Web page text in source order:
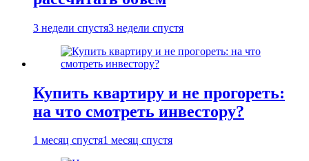
3 недели спустя3 недели спустя
Купить квартиру и не прогореть:
на что смотреть инвестору?
1 месяц спустя1 месяц спустя